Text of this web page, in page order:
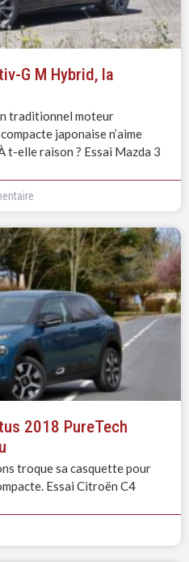
G M Hybrid, la
traditionnel moteur
japonaise n’aime
t-elle raison ? Essai Mazda 3
2018 PureTech
troque sa casquette pour
Essai Citroën C4